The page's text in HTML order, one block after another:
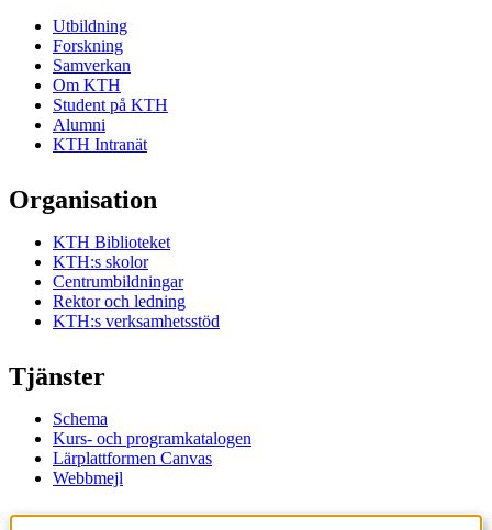
Utbildning
Forskning
Samverkan
Om KTH
Student på KTH
Alumni
KTH Intranät
Organisation
KTH Biblioteket
KTH:s skolor
Centrumbildningar
Rektor och ledning
KTH:s verksamhetsstöd
Tjänster
Schema
Kurs- och programkatalogen
Lärplattformen Canvas
Webbmejl